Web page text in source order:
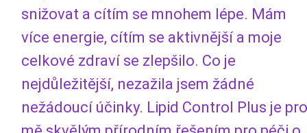
snižovat a cítím se mnohem lépe. Mám
více energie, cítím se aktivnější a moje
celkové zdraví se zlepšilo. Co je
nejdůležitější, nezažila jsem žádné
nežádoucí účinky. Lipid Control Plus je pro